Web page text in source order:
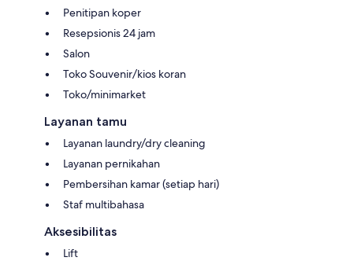
Penitipan koper
Resepsionis 24 jam
Salon
Toko Souvenir/kios koran
Toko/minimarket
Layanan tamu
Layanan laundry/dry cleaning
Layanan pernikahan
Pembersihan kamar (setiap hari)
Staf multibahasa
Aksesibilitas
Lift